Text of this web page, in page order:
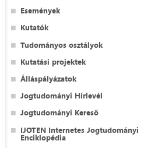
Események
Kutatók
Tudományos osztályok
Kutatási projektek
Álláspályázatok
Jogtudományi Hírlevél
Jogtudományi Kereső
IJOTEN Internetes Jogtudományi
Enciklopédia